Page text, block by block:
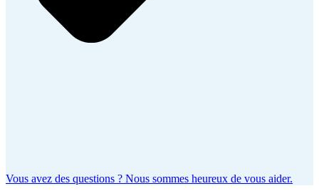
Vous avez des questions ? Nous sommes heureux de vous aider.